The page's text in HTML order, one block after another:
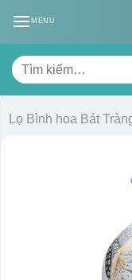
MENU
Tìm
kiếm:
Lọ Bình hoa Bát